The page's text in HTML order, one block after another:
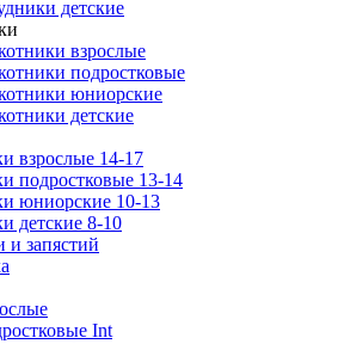
детские
взрослые
подростковые
юниорские
детские
взрослые 14-17
подростковые 13-14
юниорские 10-13
детские 8-10
и запястий
Int